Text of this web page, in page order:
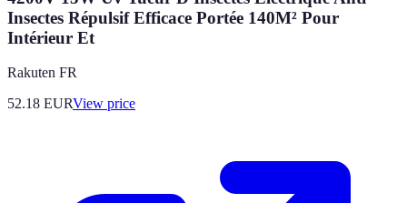
Insectes Répulsif Efficace Portée 140M² Pour
Intérieur Et
Rakuten FR
52.18 EURView price